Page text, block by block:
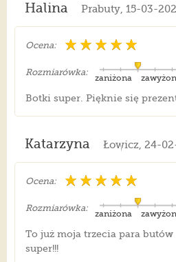
Halina Prabuty, 15-03-
Ocena:
Rozmiarówka:
zaniżona
Botki super. Pięknie się
Katarzyna Łowicz, 24-
Ocena:
Rozmiarówka:
zaniżona
To już moja trzecia para
super!!!